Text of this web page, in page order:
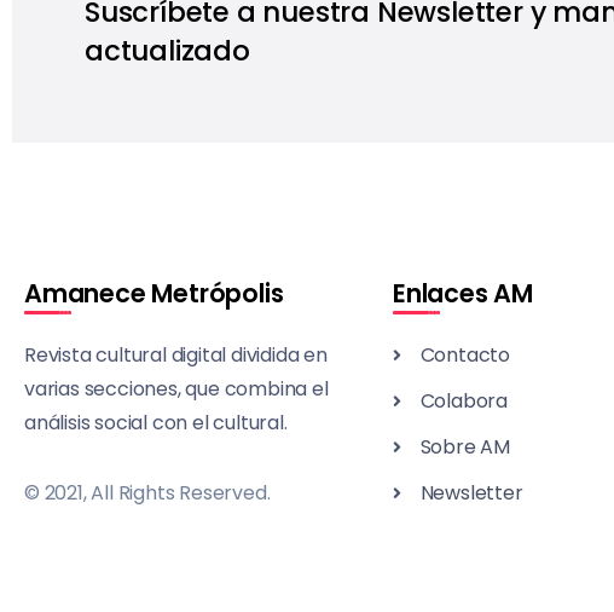
Suscríbete a nuestra Newsletter y
actualizado
Amanece Metrópolis
Revista cultural digital dividida en
varias secciones, que combina el
análisis social con el cultural.
© 2021, All Rights Reserved.
Enlaces AM
Contacto
Colabora
Sobre AM
Newsletter